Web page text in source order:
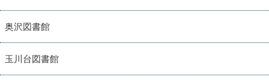
奥沢図書館
玉川台図書館